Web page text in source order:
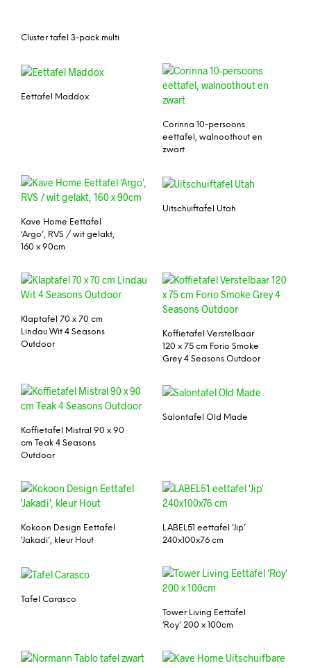
Cluster tafel 3-pack multi
Eettafel Maddox
Corinna 10-persoons
eettafel, walnoothout en
zwart
Kave Home Eettafel
‘Argo’, RVS / wit gelakt,
160 x 90cm
Uitschuiftafel Utah
Klaptafel 70 x 70 cm
Lindau Wit 4 Seasons
Outdoor
Koffietafel Verstelbaar
120 x 75 cm Forio Smoke
Grey 4 Seasons Outdoor
Koffietafel Mistral 90 x 90
cm Teak 4 Seasons
Outdoor
Salontafel Old Made
Kokoon Design Eettafel
‘Jakadi’, kleur Hout
LABEL51 eettafel ‘Jip’
240x100x76 cm
Tafel Carasco
Tower Living Eettafel
‘Roy’ 200 x 100cm